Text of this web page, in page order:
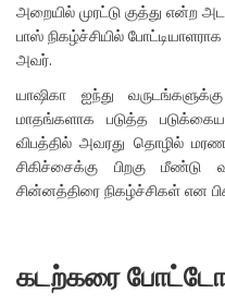
அறையில் முரட்டு குத்து என்ற
பாஸ் நிகழ்ச்சியில்
அவர்.
யாஷிகா ஐந்து
மாதங்களாக படுத்த
விபத்தில் அவரது தொழில்
சிகிச்சைக்கு பிறகு
சின்னத்திரை நிகழ்ச்சிகள் என
கடற்கரை